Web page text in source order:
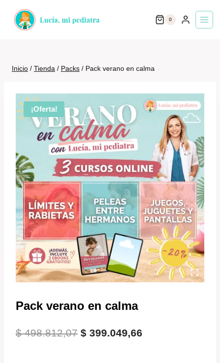
0
Inicio / Tienda / Packs / Pack verano en calma
¡Oferta!
Pack verano en calma
$498.812,07 El
$ 399.049,66